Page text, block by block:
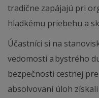
tradične zapájajú pri
hladkému priebehu a
Účastníci si na
vedomosti a bystrého
bezpečnosti cestnej
absolvovaní úloh